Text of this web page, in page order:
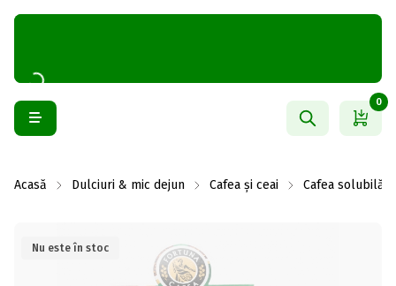
0
Acasă Dulciuri & mic dejun Cafea și ceai Cafea solubilă
Nu este în stoc